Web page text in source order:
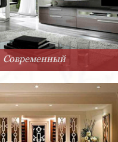
Современный